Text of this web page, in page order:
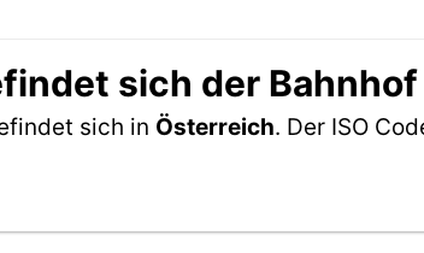
sich der
sich in Österreich. Der ISO